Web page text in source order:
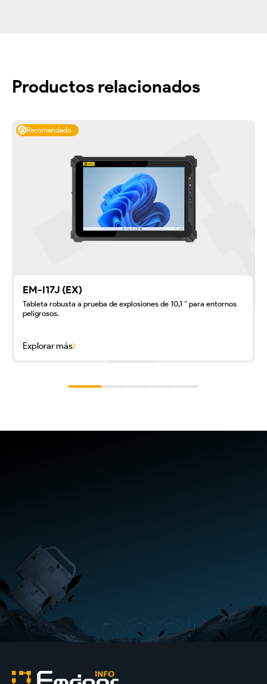
Productos relacionados
Recomendado
EM-I17J (EX)
Tableta robusta a prueba de explosiones de 10,1 ″ para entornos
peligrosos.
Explorar más